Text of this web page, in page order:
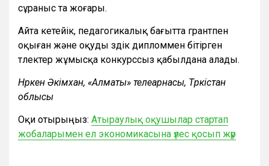
сұраныс та жоғары.
Айта кетейік, педагогикалық бағытта грантпен
оқыған және оқуды үздік дипломмен бітірген
түлектер жұмысқа конкурссыз қабылдана алады.
Нүркен Әкімхан, «Алматы» телеарнасы, Түркістан
облысы
Оқи отырыңыз: Атыраулық оқушылар стартап
жобаларымен ел экономикасына үлес қосып жүр